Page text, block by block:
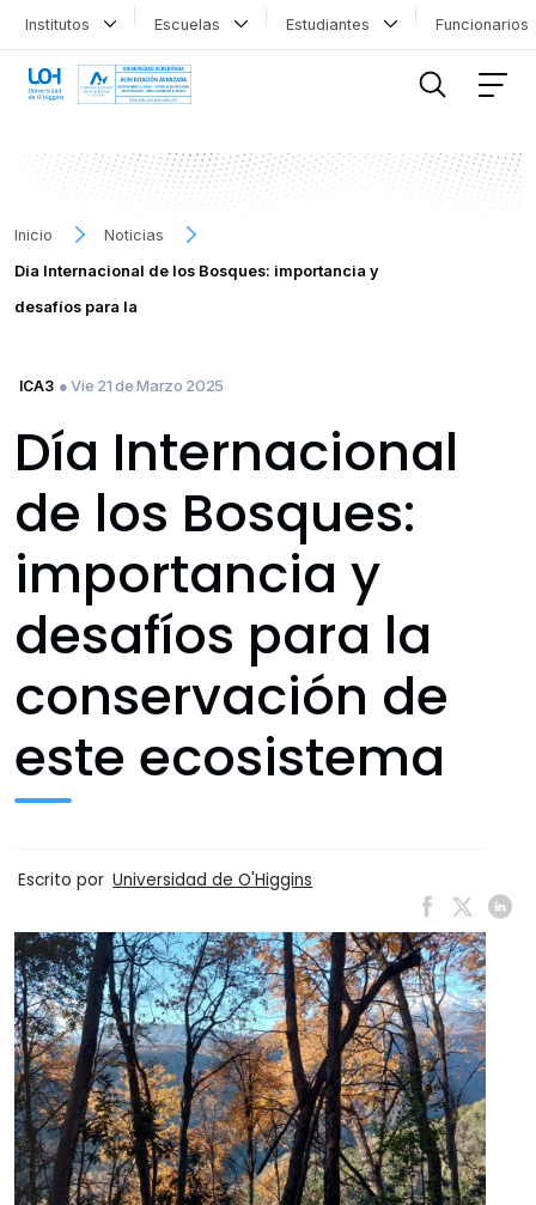
Institutos Escuelas Estudiantes
Inicio
Noticias
Día Internacional de los Bosques: importancia y
desafíos para la
ICA3 ● Vie 21 de Marzo 2025
Día Internacional
de los Bosques:
importancia y
desafíos para la
conservación de
este ecosistema
Escrito por Universidad de O'Higgins